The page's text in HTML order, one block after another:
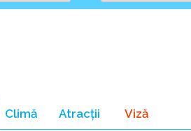
Climă Atracții Viză